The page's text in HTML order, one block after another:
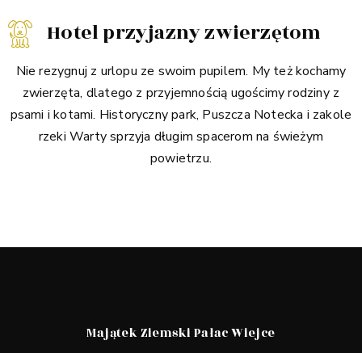
Hotel przyjazny zwierzętom
Nie rezygnuj z urlopu ze swoim pupilem. My też kochamy
zwierzęta, dlatego z przyjemnością ugościmy rodziny z
psami i kotami. Historyczny park, Puszcza Notecka i zakole
rzeki Warty sprzyja długim spacerom na świeżym
powietrzu.
Majątek Ziemski Pałac Wiejce